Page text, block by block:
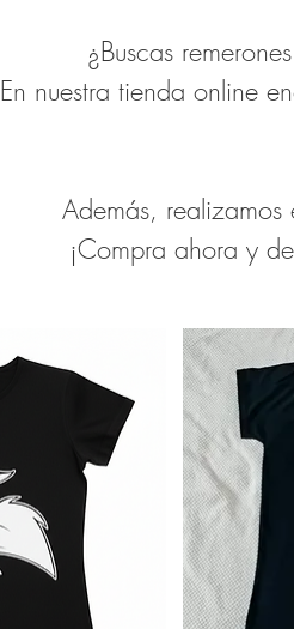
¿Buscas
En nuestra tienda online
Además,
¡Compra ahora y